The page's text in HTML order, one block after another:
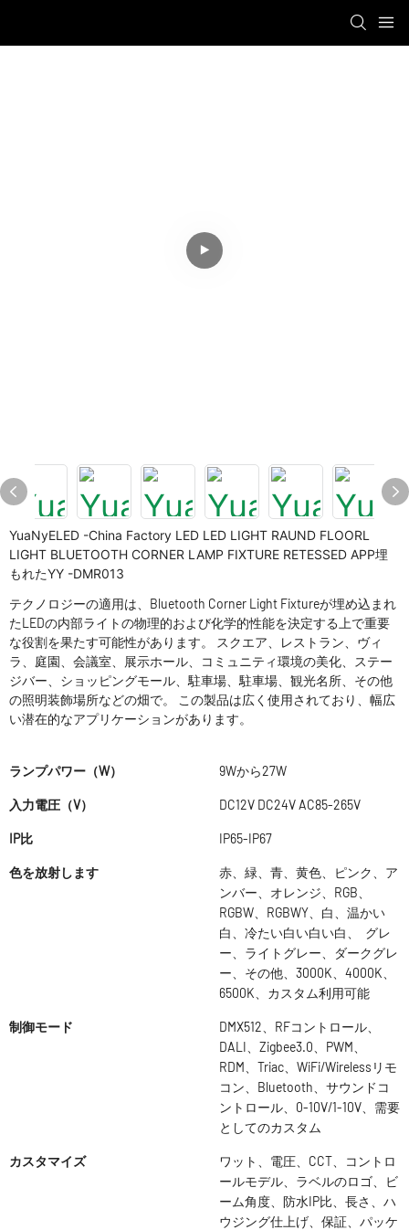
YuaNyELED -China Factory LED LED LIGHT RAUND FLOORL
LIGHT BLUETOOTH CORNER LAMP FIXTURE RETESSED APP埋
もれたYY -DMR013
テクノロジーの適用は、Bluetooth Corner Light Fixtureが埋め込まれ
たLEDの内部ライトの物理的および化学的性能を決定する上で重要
な役割を果たす可能性があります。 スクエア、レストラン、ヴィ
ラ、庭園、会議室、展示ホール、コミュニティ環境の美化、ステー
ジバー、ショッピングモール、駐車場、駐車場、観光名所、その他
の照明装飾場所などの畑で。 この製品は広く使用されており、幅広
い潜在的なアプリケーションがあります。
ランプパワー（W） 9Wから27W
入力電圧（V） DC12V DC24V AC85-265V
IP比 IP65-IP67
色を放射します
赤、緑、青、黄色、ピンク、ア
ンバー、オレンジ、RGB、
RGBW、RGBWY、白、温かい
白、冷たい白い白い白、 グレ
ー、ライトグレー、ダークグレ
ー、その他、3000K、4000K、
6500K、カスタム利用可能
制御モード
DMX512、RFコントロール、
DALI、Zigbee3.0、PWM、
RDM、Triac、WiFi/Wirelessリモ
コン、Bluetooth、サウンドコ
ントロール、0-10V/1-10V、需要
としてのカスタム
カスタマイズ
ワット、電圧、CCT、コントロ
ールモデル、ラベルのロゴ、ビ
ーム角度、防水IP比、長さ、ハ
ウジング仕上げ、保証、パッケ